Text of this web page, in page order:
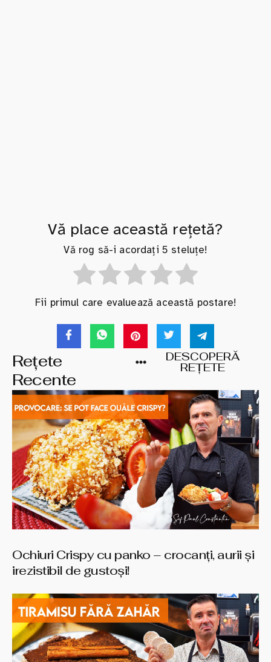
Vă place această rețetă?
Vă rog să-i acordați 5 steluțe!
Fii primul care evaluează această postare!
Rețete
Recente
DESCOPERĂ
REȚETE
Ochiuri Crispy cu panko – crocanți, aurii și
irezistibil de gustoși!